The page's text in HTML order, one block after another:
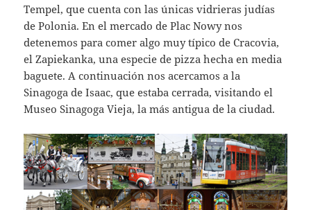
Tempel, que cuenta con las únicas vidrieras judías
de Polonia. En el mercado de Plac Nowy nos
detenemos para comer algo muy típico de Cracovia,
el Zapiekanka, una especie de pizza hecha en media
baguete. A continuación nos acercamos a la
Sinagoga de Isaac, que estaba cerrada, visitando el
Museo Sinagoga Vieja, la más antigua de la ciudad.